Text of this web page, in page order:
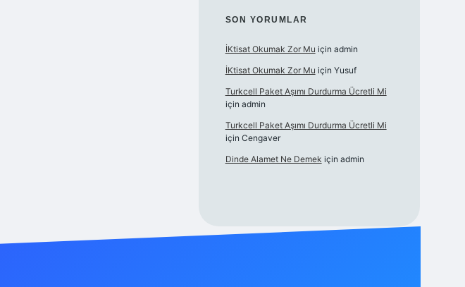
SON YORUMLAR
İKtisat Okumak Zor Mu için admin
İKtisat Okumak Zor Mu için Yusuf
Turkcell Paket Aşımı Durdurma Ücretli Mi
için admin
Turkcell Paket Aşımı Durdurma Ücretli Mi
için Cengaver
Dinde Alamet Ne Demek için admin